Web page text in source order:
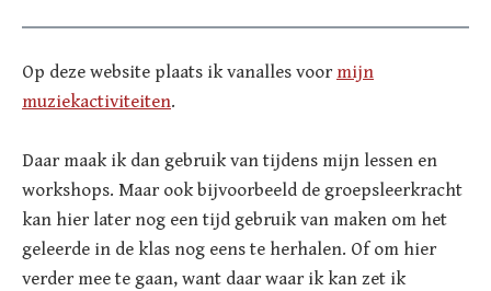
Op deze website plaats ik vanalles voor mijn
muziekactiviteiten.
Daar maak ik dan gebruik van tijdens mijn lessen en
workshops. Maar ook bijvoorbeeld de groepsleerkracht
kan hier later nog een tijd gebruik van maken om het
geleerde in de klas nog eens te herhalen. Of om hier
verder mee te gaan, want daar waar ik kan zet ik